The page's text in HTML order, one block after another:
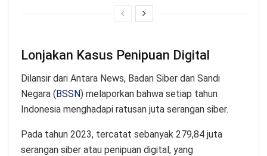
Lonjakan Kasus Penipuan Digital
Dilansir dari Antara News, Badan Siber dan Sandi
Negara (BSSN) melaporkan bahwa setiap tahun
Indonesia menghadapi ratusan juta serangan siber.
Pada tahun 2023, tercatat sebanyak 279,84 juta
serangan siber atau penipuan digital, yang